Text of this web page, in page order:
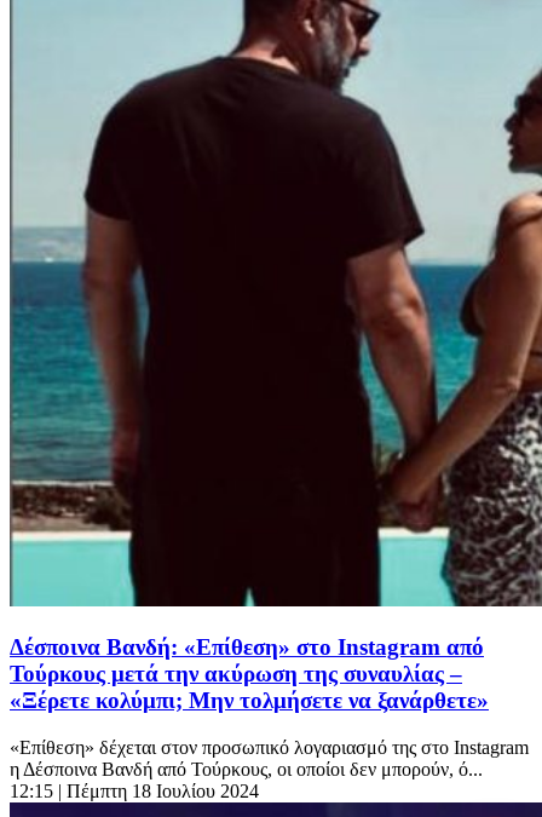
Δέσποινα Βανδή: «Επίθεση» στο Instagram από
Τούρκους μετά την ακύρωση της συναυλίας –
«Ξέρετε κολύμπι; Μην τολμήσετε να ξανάρθετε»
«Επίθεση» δέχεται στον προσωπικό λογαριασμό της στο Instagram
η Δέσποινα Βανδή από Τούρκους, οι οποίοι δεν μπορούν, ό...
12:15 | Πέμπτη 18 Ιουλίου 2024